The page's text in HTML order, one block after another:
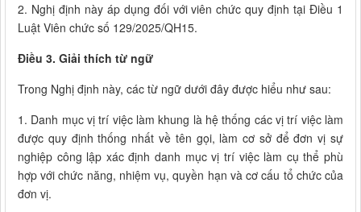
2. Nghị định này áp dụng đối với viên chức quy định tại Điều 1
Luật Viên chức số 129/2025/QH15.
Điều 3. Giải thích từ ngữ
Trong Nghị định này, các từ ngữ dưới đây được hiểu như sau:
1. Danh mục vị trí việc làm khung là hệ thống các vị trí việc làm
được quy định thống nhất về tên gọi, làm cơ sở để đơn vị sự
nghiệp công lập xác định danh mục vị trí việc làm cụ thể phù
hợp với chức năng, nhiệm vụ, quyền hạn và cơ cấu tổ chức của
đơn vị.